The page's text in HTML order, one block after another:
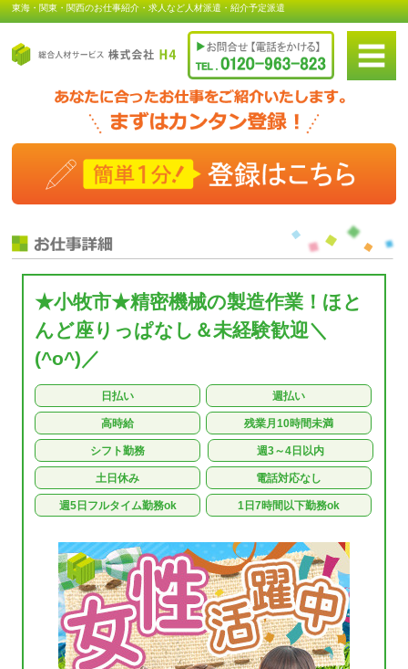
東海・関東・関西のお仕事紹介・求人など人材派遣・紹介予定派遣
★小牧市★精密機械の製造作業！ほと
んど座りっぱなし＆未経験歓迎＼
(^o^)／
日払い 週払い
高時給 残業月10時間未満
シフト勤務 週3～4日以内
土日休み 電話対応なし
週5日フルタイム勤務ok 1日7時間以下勤務ok